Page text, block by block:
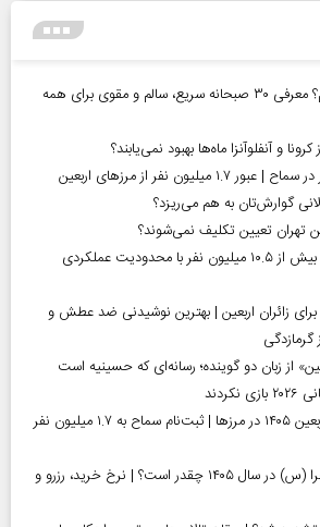
صبحانه چی درست کنم؟ معرفی ۳۰ صبحانه سریع، سالم و مقوی برای همه
و آنفلوآنزا ماه‌ها بهبود نمی‌یابند؟
گوارش‌تان به هم می‌ریزد؟
تهران تعیین تکلیف نمی‌شوند؟
آمار معلولیت در ایران | بیش از ۱۰.۵ میلیون نفر با محدودیت عملکردی
زائران اربعین | بهترین نوشیدنی ضد عطش و
از زبان دو گوینده؛ رسانه‌ای که حسینیه است
آغاز رسمی برنامه‌های اربعین ۱۴۰۵ در مرز‌ها | ثبت‌نام سماح به ۱.۷ میلیون نفر
قیمت قبر در بهشت زهرا (س) در سال ۱۴۰۵ چقدر است؟ | نرخ خرید، رزرو و